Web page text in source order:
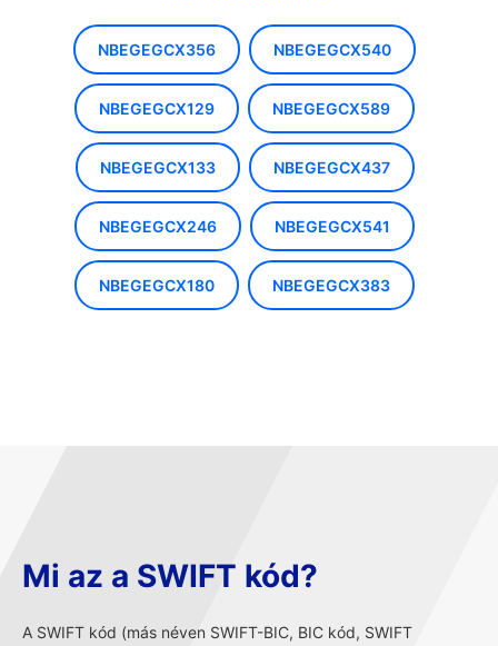
NBEGEGCX356 NBEGEGCX540
NBEGEGCX129 NBEGEGCX589
NBEGEGCX133 NBEGEGCX437
NBEGEGCX246 NBEGEGCX541
NBEGEGCX180 NBEGEGCX383
Mi az a SWIFT kód?
A SWIFT kód (más néven SWIFT-BIC, BIC kód, SWIFT